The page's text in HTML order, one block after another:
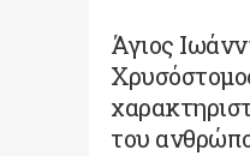
Άγιος
του